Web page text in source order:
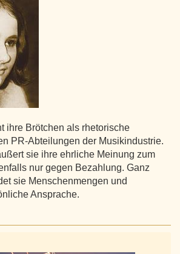
ihre Brötchen als rhetorische
PR-Abteilungen der Musikindustrie.
sie ihre ehrliche Meinung zum
nur gegen Bezahlung. Ganz
sie Menschenmengen und
Ansprache.